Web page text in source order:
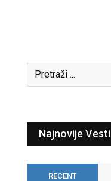
Najnovije Vesti
RECENT